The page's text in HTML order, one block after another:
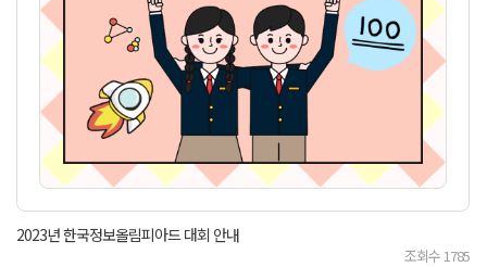
2023년 한국정보올림피아드 대회 안내
조회수1785